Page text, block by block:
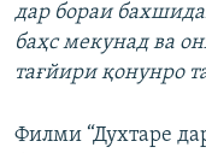
дар бораи
баҳс мекунад ва
тағйири қонунро
Филми “Духтаре